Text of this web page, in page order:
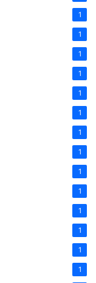
1
1
1
1
1
1
1
1
1
1
1
1
1
1